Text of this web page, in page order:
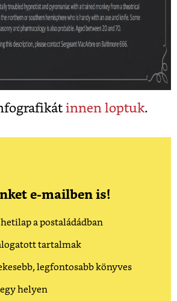
innen loptuk.
e-mailben is!
a postaládádban
tartalmak
legfontosabb könyves
helyen